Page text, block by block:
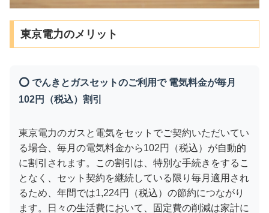
東京電力のメリット
⭕ でんきとガスセットのご利用で 電気料金が毎月
102円（税込）割引
東京電力のガスと電気をセットでご契約いただいてい
る場合、毎月の電気料金から102円（税込）が自動的
に割引されます。この割引は、特別な手続きをするこ
となく、セット契約を継続している限り毎月適用され
るため、年間では1,224円（税込）の節約につながり
ます。日々の生活費において、固定費の削減は家計に